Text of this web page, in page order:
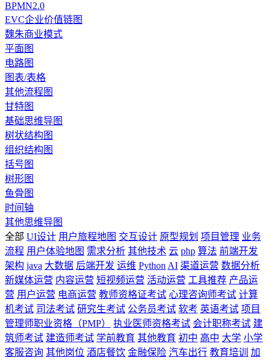
BPMN2.0
EVC企业价值链图
魏朱商业模式
平面图
电路图
图表/表格
其他流程图
甘特图
基础思维导图
树状结构图
组织结构图
括号图
树形图
鱼骨图
时间轴
其他思维导图
全部 UI设计 用户旅程地图 交互设计 原型规划 项目管理 业务
流程 用户体验地图 需求分析 其他技术 云 php 算法 前端开发
架构 java 大数据 后端开发 运维 Python AI 渠道运营 数据分析
新媒体运营 内容运营 短视频运营 活动运营 工具推荐 产品运
营 用户运营 电商运营 教师资格证考试 心理咨询师考试 计算
机考试 司法考试 研究生考试 公务员考试 软考 英语考试 项目
管理师职业资格（PMP）
执业医师资格考试 会计职称考试 建
筑师考试 建造师考试 学前教育 其他教育 初中 高中 大学 小学
客服咨询 其他岗位 酒店餐饮 金融保险 汽车出行 教育培训
加